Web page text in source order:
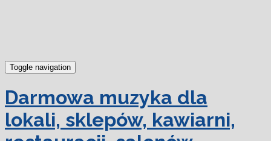
Toggle navigation
Darmowa muzyka dla
lokali, sklepów, kawiarni,